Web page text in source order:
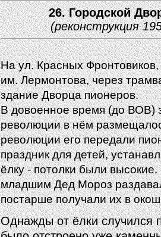
26. Городской
(реконструкция
На ул. Красных
им. Лермонтова, через
здание Дворца пионеров.
В довоенное время (до ВОВ)
революции в нём
революции его передали
праздник для детей,
ёлку - потолки были
младшим Дед Мороз
постарше получали их в
Однажды от ёлки случился